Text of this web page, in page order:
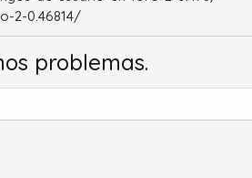
2-0.46814/
problemas.